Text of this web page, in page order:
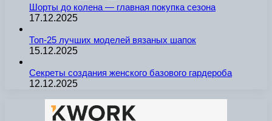
Шорты до колена — главная покупка сезона
17.12.2025
Топ-25 лучших моделей вязаных шапок
15.12.2025
Секреты создания женского базового гардероба
12.12.2025